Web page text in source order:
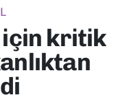
için kritik